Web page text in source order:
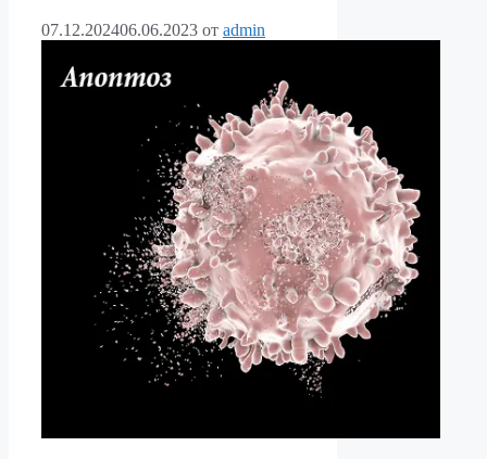
07.12.202406.06.2023 от admin